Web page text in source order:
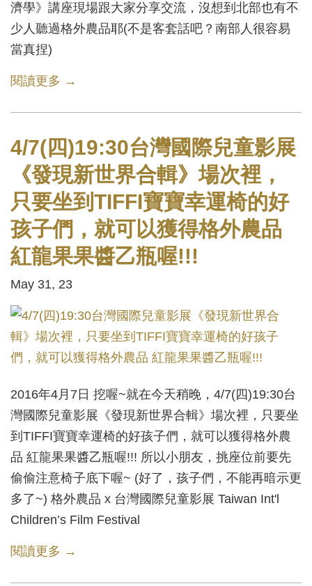
濟學》講座現場跟大家分享交流，沒想到北部也有不
少人聽過格外農品耶(不是客套話吧？南部人很容易
當真捏)
閱讀更多 →
4/7(四)19:30台灣國際兒童影展
《發現新世界合輯》場次裡，
只要坐到TIFFI寶寶幸運椅的好
孩子們，就可以獲得格外農品
紅龍果果醬乙瓶喔!!!
May 31, 23
2016年4月7日 挖喔~就在今天稍晚，4/7(四)19:30台
灣國際兒童影展《發現新世界合輯》場次裡，只要坐
到TIFFI寶寶幸運椅的好孩子們，就可以獲得格外農
品 紅龍果果醬乙瓶喔!!! 所以小朋友，挑座位前要先
偷偷注意椅子底下喔~ (好了，孩子們，不能再暗示更
多了~) 格外農品 x 台灣國際兒童影展 Taiwan Int'l
Children’s Film Festival
閱讀更多 →